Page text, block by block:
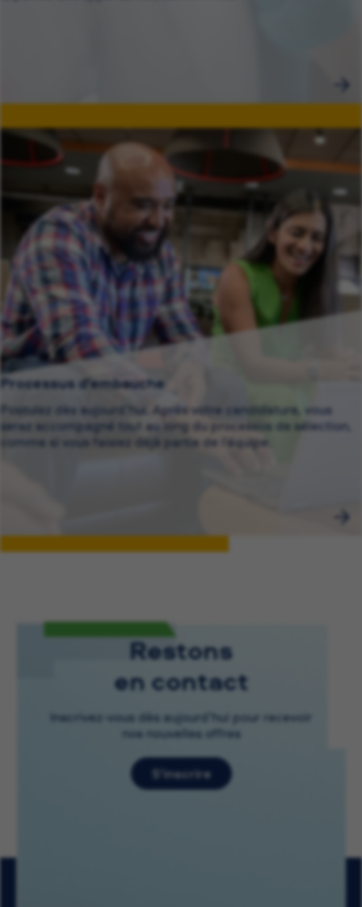
Processus d’embauche
Postulez dès aujourd’hui. Après votre candidature, vous
serez accompagné tout au long du processus de sélection,
comme si vous faisiez déjà partie de l’équipe.
Restons
en contact
Inscrivez-vous dès aujourd’hui pour recevoir
nos nouvelles offres
S’inscrire